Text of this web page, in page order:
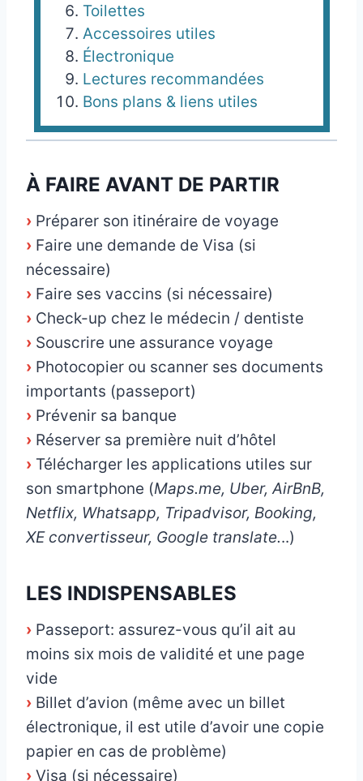
Toilettes
Accessoires utiles
Électronique
Lectures recommandées
Bons plans & liens utiles
À FAIRE AVANT DE PARTIR
› Préparer son itinéraire de voyage
› Faire une demande de Visa (si
nécessaire)
› Faire ses vaccins (si nécessaire)
› Check-up chez le médecin / dentiste
› Souscrire une assurance voyage
› Photocopier ou scanner ses documents
importants (passeport)
› Prévenir sa banque
› Réserver sa première nuit d’hôtel
› Télécharger les applications utiles sur
son smartphone (Maps.me, Uber, AirBnB,
Netflix, Whatsapp, Tripadvisor, Booking,
XE convertisseur, Google translate...)
LES INDISPENSABLES
› Passeport: assurez-vous qu’il ait au
moins six mois de validité et une page
vide
› Billet d’avion (même avec un billet
électronique, il est utile d’avoir une copie
papier en cas de problème)
› Visa (si nécessaire)